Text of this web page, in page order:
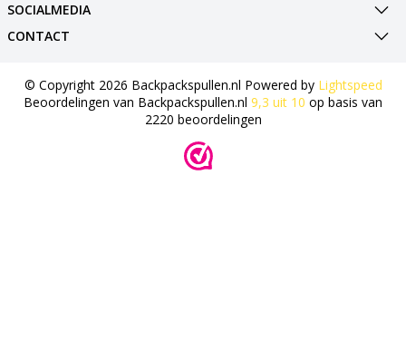
SOCIALMEDIA
CONTACT
© Copyright 2026 Backpackspullen.nl Powered by Lightspeed
Beoordelingen van Backpackspullen.nl 9,3 uit 10 op basis van
2220 beoordelingen